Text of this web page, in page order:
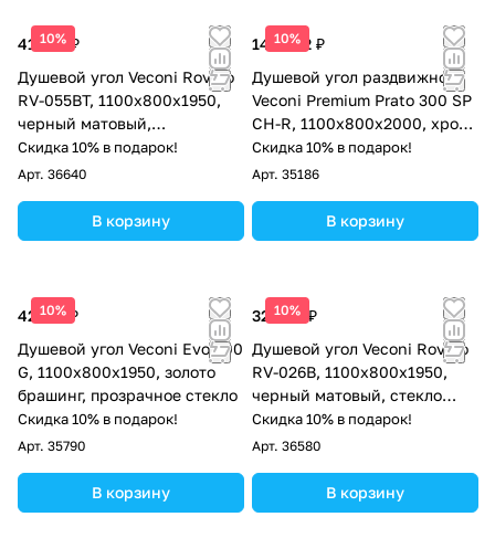
10%
41 532 ₽
Душевой угол Veconi Rovigo
RV-055BT, 1100х800х1950,
черный матовый,
тонированное стекло
Скидка 10% в подарок!
Арт. 36640
В корзину
10%
144 562 ₽
Душевой угол раздвижной
Veconi Premium Prato 300 SP
CH-R, 1100х800x2000, хром,
стекло прозрачное
Скидка 10% в подарок!
Арт. 35186
В корзину
10%
42 121 ₽
Душевой угол Veconi Evo 300
G, 1100х800x1950, золото
брашинг, прозрачное стекло
Скидка 10% в подарок!
Арт. 35790
В корзину
10%
32 604 ₽
Душевой угол Veconi Rovigo
RV-026B, 1100х800х1950,
черный матовый, стекло
прозрачное
Скидка 10% в подарок!
Арт. 36580
В корзину